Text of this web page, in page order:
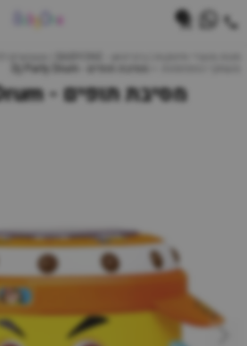
מסיבת תופים - Dj Party Drum